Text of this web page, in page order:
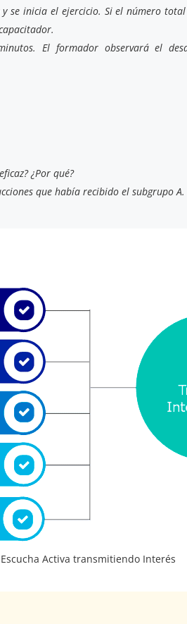
se inicia el ejercicio. Si el número
El formador observará el
¿Por qué?
que había recibido el subgrupo A.
Activa transmitiendo Interés